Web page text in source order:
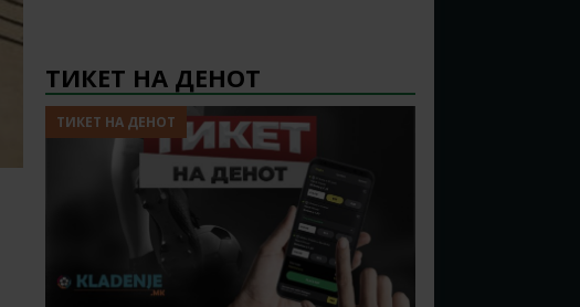
ТИКЕТ НА ДЕНОТ
ТИКЕТ НА ДЕНОТ